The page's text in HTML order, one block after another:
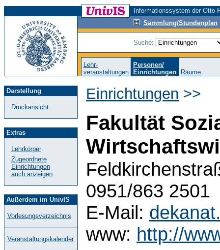
Informationssystem der
Sammlung/Stundenplan
Suche:
Lehr-
veranstaltungen
Personen/
Einrichtungen
Räume
Darstellung
Druckansicht
Extras
Lehrkörper
Zugeordnete
Einrichtungen
auch anzeigen
Außerdem im UnivIS
Vorlesungsverzeichnis
Veranstaltungskalender
Einrichtungen >>
Fakultät
0951/863 2501
E-Mail:
www: http://